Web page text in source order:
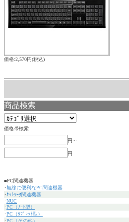
価格:2,570円(税込)
商品検索
価格帯検索
円～
円
■PC関連機器
･無線に便利なPC関連機器
･ﾈｯﾄﾜｰｸ関連機器
･NUC
･PC（ﾉｰﾄ型）
･PC（ﾀﾌﾞﾚｯﾄ型）
･PC（その他）